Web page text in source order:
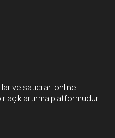
ve satıcıları online
artırma platformudur.”